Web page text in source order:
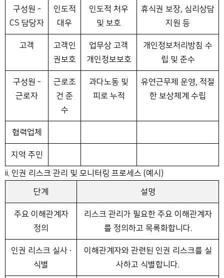
구성원 -
CS 담당자
인도적
대우
인도적 처우
및 보호
휴식권 보장, 심리상담
지원 등
고객
고객인
권보호
업무상 고객
개인정보보호
개인정보처리방침 수
립 및 준수
구성원 -
근로자
근로조
건 준
수
과다노동 및
피로 누적
유연근무제 운영, 적절
한 보상체계 수립
협력업체
지역 주민
ii. 인권 리스크 관리 및 모니터링 프로세스 (예시)
단계 설명
주요 이해관계자
정의
리스크 관리가 필요한 주요 이해관계자
를 정의하고 목록화합니다.
인권 리스크 실사 ∙
식별
이해관계자와 관련된 인권 리스크를 실
사하고 식별합니다.